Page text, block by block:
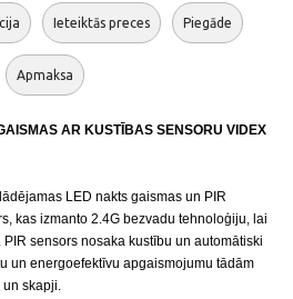
Ieteiktās preces Piegāde
Apmaksa
AR KUSTĪBAS SENSORU VIDEX
LED nakts gaismas un PIR
kas izmanto 2.4G bezvadu tehnoloģiju, lai
sensors nosaka kustību un automātiski
un energoefektīvu apgaismojumu tādām
un skapji.